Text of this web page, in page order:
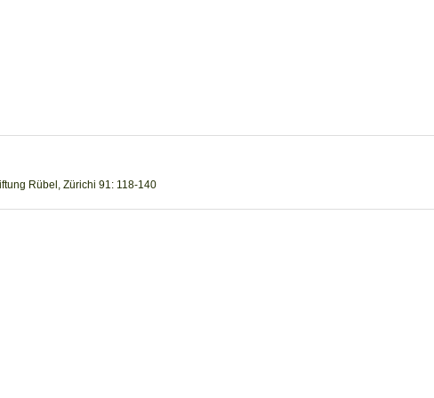
Rübel, Zürichi 91: 118-140